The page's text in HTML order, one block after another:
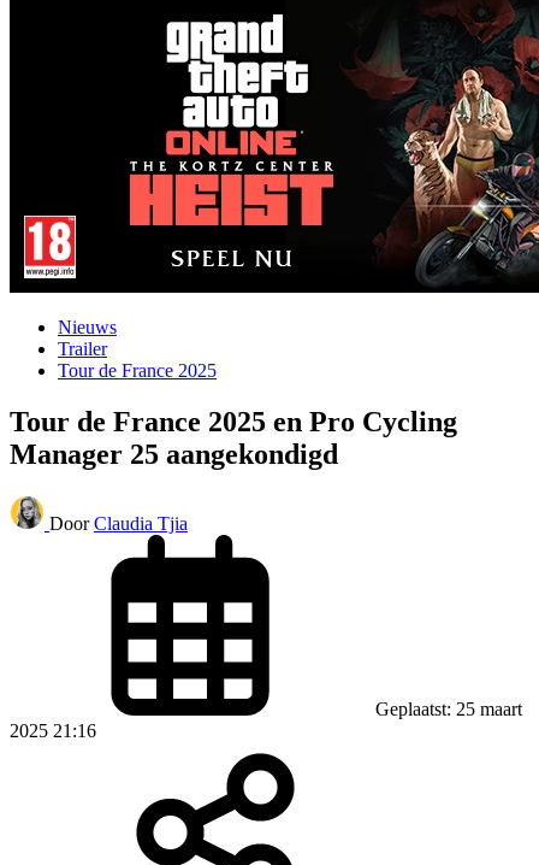
Nieuws
Trailer
Tour de France 2025
Tour de France 2025 en Pro Cycling
Manager 25 aangekondigd
Door Claudia Tjia
Geplaatst: 25 maart
2025 21:16